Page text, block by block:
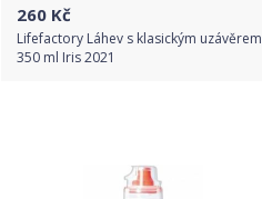
260 Kč
Lifefactory Láhev s klasickým uzávěrem
350 ml Iris 2021
Detail produktu